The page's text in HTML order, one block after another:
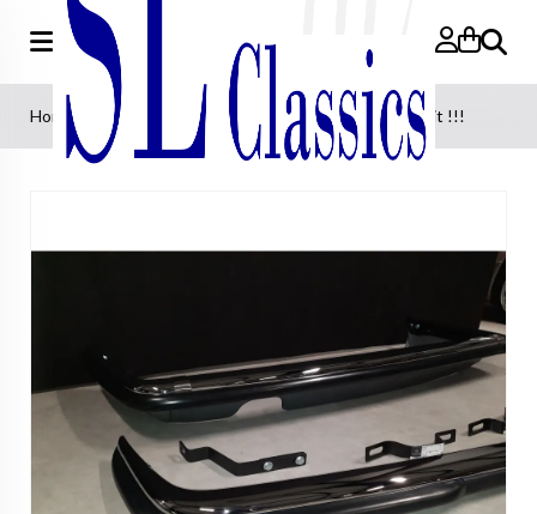
Zoeken
Home Bumpers - Bumperset compleet Topkwaliteit !!!